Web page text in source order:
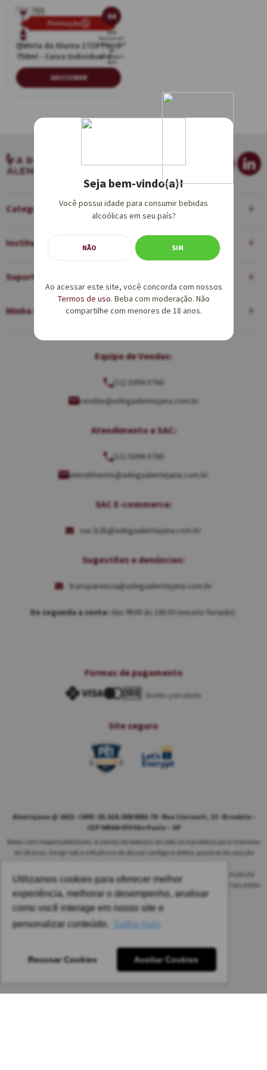
Utilizamos cookies para oferecer melhor
experiência, melhorar o desempenho, analisar
como você interage em nosso site e
personalizar conteúdo.
Saiba mais
Recusar Cookies Aceitar Cookies
Promoção
Quinta da Alorna 1723 Tinto
750ml - Caixa Individual de
Madeira
ADICIONAR
750ml
94
2019
Revista de
Vinhos - TOP
Excelência
Categorias
Institucional
Suporte
Minha Conta
Equipe de Vendas:
(11) 5094-5760
vendas@adegaalentejana.com.br
Atendimento e SAC:
(11) 5094-5760
atendimento@adegaalentejana.com.br
SAC E-commerce:
sac.b2b@adegaalentejana.com.br
Sugestões e denúncias:
transparencia@adegaalentejana.com.br
De segunda a sexta: das 9h00 às 18h30 (exceto feriado).
Formas de pagamento
Boleto parcelado
Site seguro
Alentejana @ 2022 - CNPJ: 02.314.269/0001-78 - Rua Cincinati, 12 - Brooklin -
CEP 04564-070 São Paulo – SP
Beba com responsabilidade. A venda de bebidas alcoólicas é proibida para menores
de 18 anos. Dirigir sob a influência de álcool configura delito, passível de sanção
As safras dos vinhos poderão ser diferentes das informadas no site em função da
disponibilidade do nosso estoque. Alteração de preços e condições comerciais estão
sujeitas a alteração sem aviso prévio.
Pedido mínimo: R$ 1.650,00 para todas as regiões.
Imagens meramente ilustrativas.
Seja bem-vindo(a)!
Você possui idade para consumir bebidas
alcoólicas em seu país?
NÃO SIM
Ao acessar este site, você concorda com nossos
Termos de uso. Beba com moderação. Não
compartilhe com menores de 18 anos.